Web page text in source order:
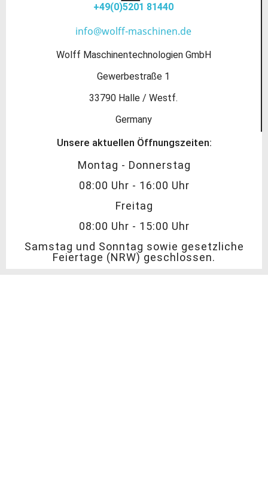
+49(0)5201 81440
info@wolff-maschinen.de
Wolff Maschinentechnologien GmbH
Gewerbestraße 1
33790 Halle / Westf.
Germany
Unsere aktuellen Öffnungszeiten:
Montag - Donnerstag
08:00 Uhr - 16:00 Uhr
Freitag
08:00 Uhr - 15:00 Uhr
Samstag und Sonntag sowie gesetzliche
Feiertage (NRW) geschlossen.